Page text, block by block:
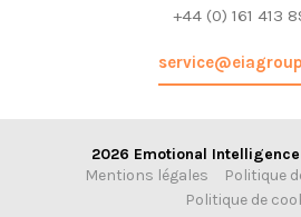
+44 (0) 161 413
2026 Emotional
Mentions légales
Politique
Politique de